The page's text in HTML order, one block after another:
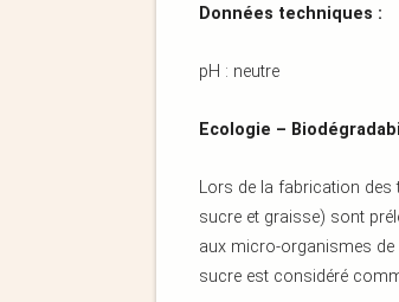
Données techniques :
pH : neutre
Ecologie –
Lors de la fabrication des
sucre et graisse) sont
aux micro-organismes
sucre est considéré